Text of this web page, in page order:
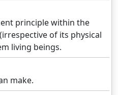
principle within the
of its physical
living beings.
make.